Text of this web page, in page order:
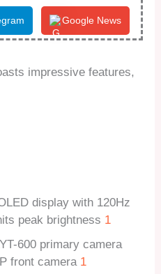
Google News
impressive features,
display with 120Hz
peak brightness 1
600 primary camera
front camera 1